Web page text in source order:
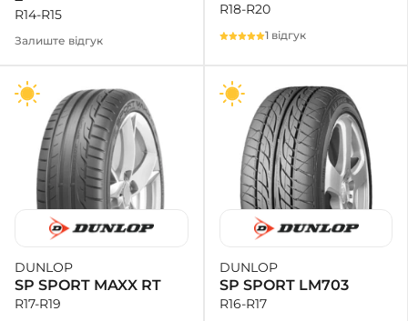
+38 (068)-923-74-19
R14-R15
Залиште відгук
R18-R20
1 відгук
DUNLOP
SP SPORT MAXX RT
R17-R19
DUNLOP
SP SPORT LM703
R16-R17